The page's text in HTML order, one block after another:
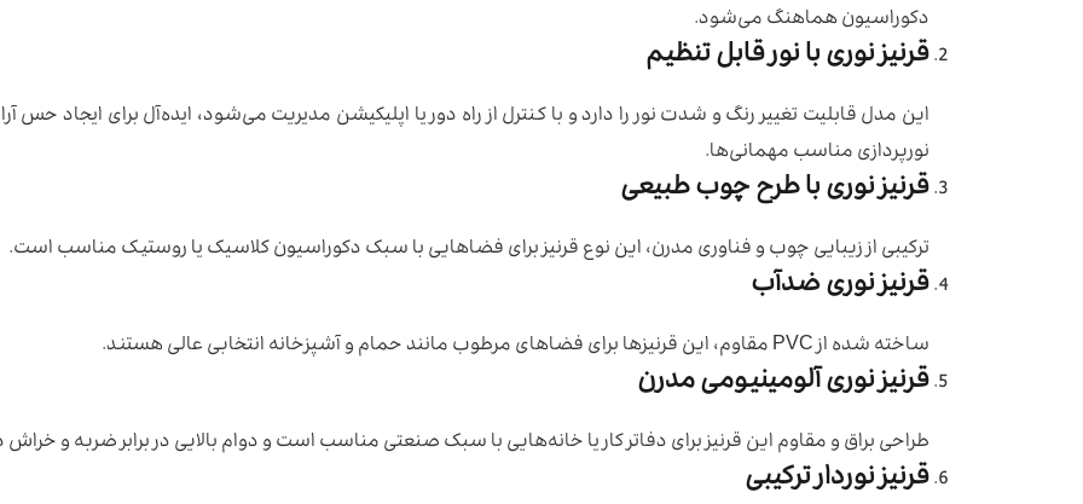
دکوراسیون هماهنگ می‌شود.
قرنیز نوری با نور قابل تنظیم
این مدل قابلیت تغییر رنگ و شدت نور را دارد و با کنترل از راه دور یا اپلیکیشن مدیریت می‌شود، ایده‌آل برای ایجاد حس
نورپردازی مناسب مهمانی‌ها.
قرنیز نوری با طرح چوب طبیعی
ترکیبی از زیبایی چوب و فناوری مدرن، این نوع قرنیز برای فضاهایی با سبک دکوراسیون کلاسیک یا روستیک مناسب است.
قرنیز نوری ضدآب
ساخته شده از PVC مقاوم، این قرنیزها برای فضاهای مرطوب مانند حمام و آشپزخانه انتخابی عالی هستند.
قرنیز نوری آلومینیومی مدرن
طراحی براق و مقاوم این قرنیز برای دفاتر کار یا خانه‌هایی با سبک صنعتی مناسب است و دوام بالایی در برابر ضربه و خراش
قرنیز نوردار ترکیبی